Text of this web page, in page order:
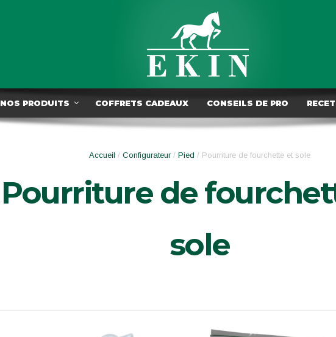
NOS PRODUITS COFFRETS CADEAUX CONSEILS DE PRO
Accueil / Configurateur/ Pied / Pourriture de fourchette et sole
Pourriture de
sole